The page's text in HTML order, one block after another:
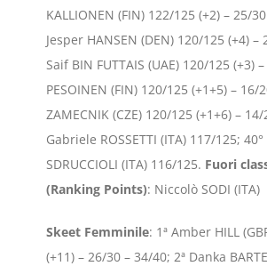
KALLIONEN (FIN) 122/125 (+2) – 25/
Jesper HANSEN (DEN) 120/125 (+4) –
Saif BIN FUTTAIS (UAE) 120/125 (+3)
PESOINEN (FIN) 120/125 (+1+5) – 16/
ZAMECNIK (CZE) 120/125 (+1+6) – 14/
Gabriele ROSSETTI (ITA) 117/125; 40°
SDRUCCIOLI (ITA) 116/125. Fuori
(Ranking Points): Niccolò SODI
Skeet Femminile: 1ª Amber HILL
(+11) – 26/30 – 34/40; 2ª Danka